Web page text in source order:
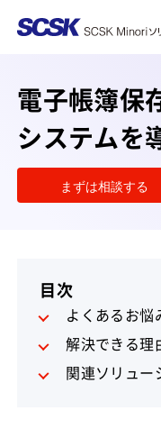
電子帳簿保
システムを
まずは相談する
目次
よくあるお悩
解決できる理
関連ソリュー